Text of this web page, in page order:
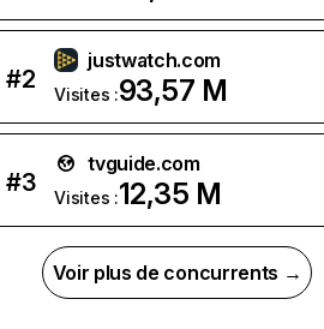
#2
justwatch.com
Visites :93,57 M
#3
tvguide.com
Visites :12,35 M
Voir plus de concurrents →